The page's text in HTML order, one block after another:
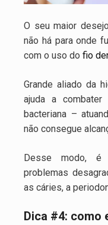
O seu maior
não há para onde
com o uso do fio
Grande aliado da
ajuda a combater
bacteriana –
não consegue
Desse modo,
problemas
as cáries, a
Dica #4: como